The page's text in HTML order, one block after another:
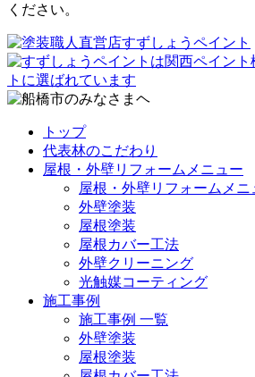
ください。
トップ
代表林のこだわり
屋根・外壁リフォームメニュー
屋根・外壁リフォームメニ
外壁塗装
屋根塗装
屋根カバー工法
外壁クリーニング
光触媒コーティング
施工事例
施工事例 一覧
外壁塗装
屋根塗装